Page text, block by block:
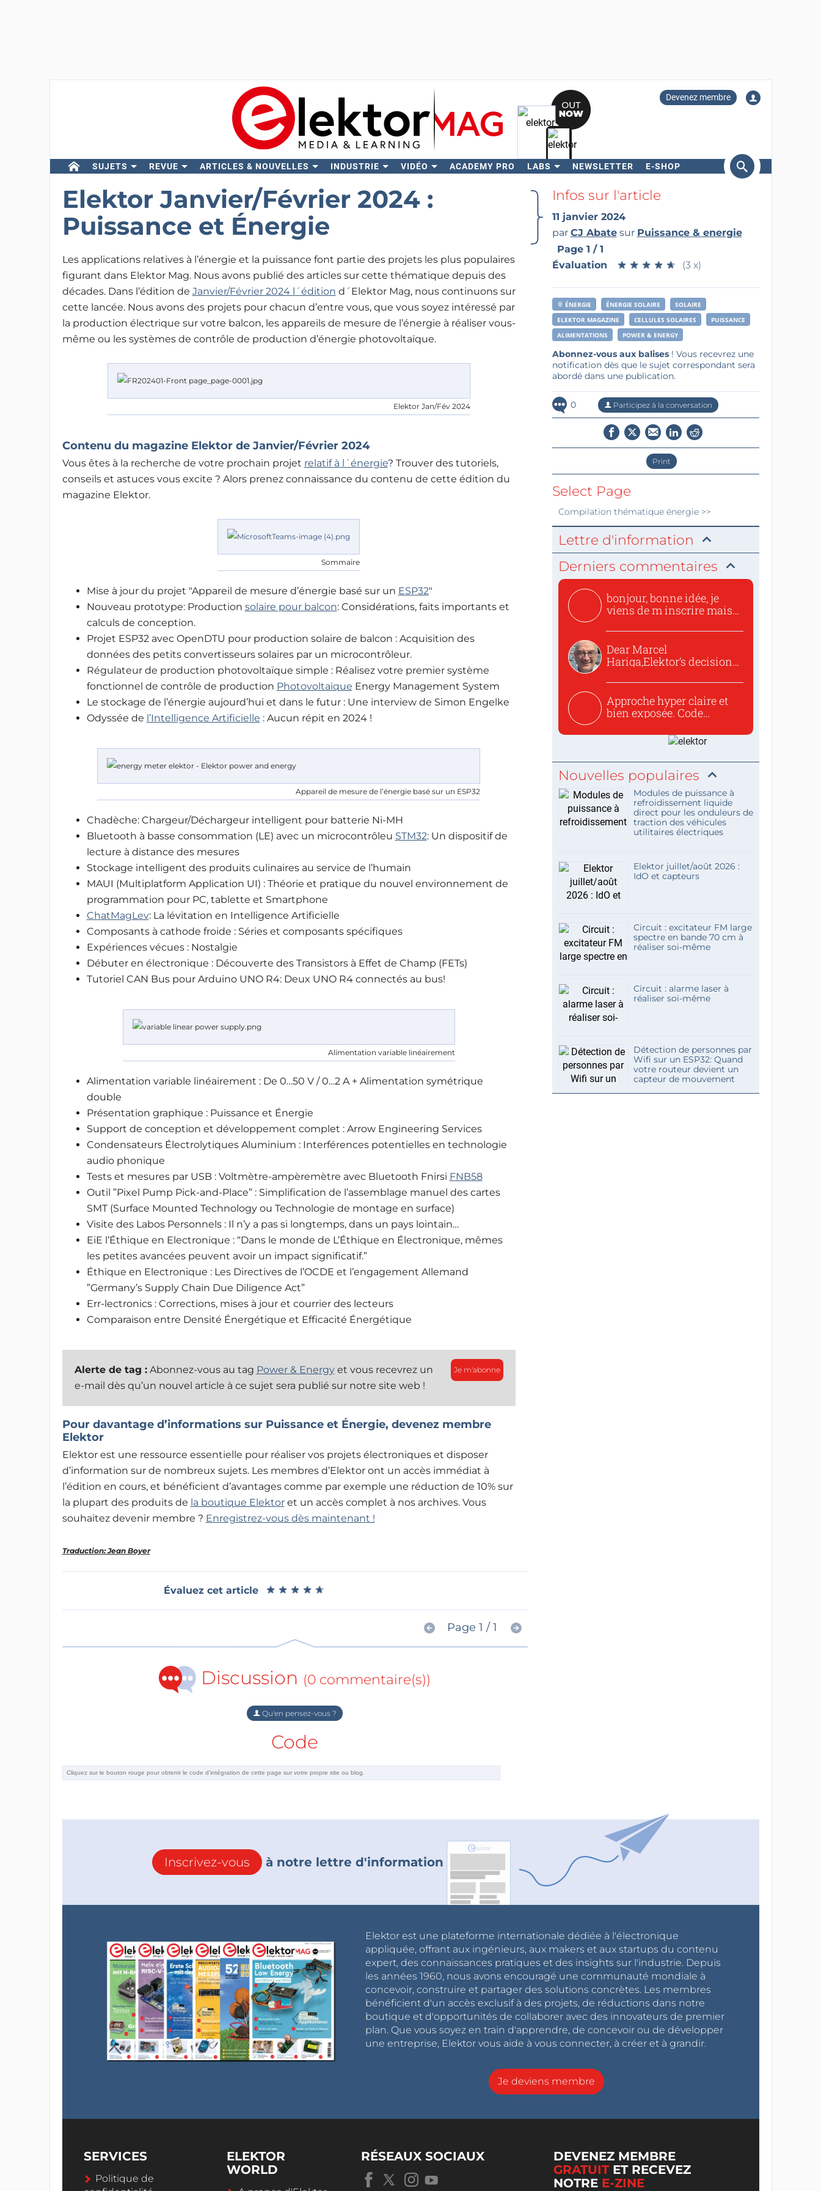
Devenez membre
SUJETS REVUE ARTICLES & NOUVELLES INDUSTRIE VIDÉO ACADEMY PRO LABS NEWSLETTER E-SHOP
Rechercher
Elektor Janvier/Février 2024 :
Puissance et Énergie
Les applications relatives à l’énergie et la puissance font partie des projets les plus populaires
figurant dans Elektor Mag. Nous avons publié des articles sur cette thématique depuis des
décades. Dans l’édition de Janvier/Février 2024 l´édition d´Elektor Mag, nous continuons sur
cette lancée. Nous avons des projets pour chacun d’entre vous, que vous soyez intéressé par
la production électrique sur votre balcon, les appareils de mesure de l’énergie à réaliser vous-
même ou les systèmes de contrôle de production d’énergie photovoltaïque.
Elektor Jan/Fév 2024
Contenu du magazine Elektor de Janvier/Février 2024
Vous êtes à la recherche de votre prochain projet relatif à l´énergie? Trouver des tutoriels,
conseils et astuces vous excite ? Alors prenez connaissance du contenu de cette édition du
magazine Elektor.
Sommaire
Mise à jour du projet "Appareil de mesure d’énergie basé sur un ESP32"
Nouveau prototype: Production solaire pour balcon: Considérations, faits importants et
calculs de conception.
Projet ESP32 avec OpenDTU pour production solaire de balcon : Acquisition des
données des petits convertisseurs solaires par un microcontrôleur.
Régulateur de production photovoltaïque simple : Réalisez votre premier système
fonctionnel de contrôle de production Photovoltaïque Energy Management System
Le stockage de l’énergie aujourd’hui et dans le futur : Une interview de Simon Engelke
Odyssée de l’Intelligence Artificielle : Aucun répit en 2024 !
Appareil de mesure de l’énergie basé sur un ESP32
Chadèche: Chargeur/Déchargeur intelligent pour batterie Ni-MH
Bluetooth à basse consommation (LE) avec un microcontrôleu STM32: Un dispositif de
lecture à distance des mesures
Stockage intelligent des produits culinaires au service de l’humain
MAUI (Multiplatform Application UI) : Théorie et pratique du nouvel environnement de
programmation pour PC, tablette et Smartphone
ChatMagLev: La lévitation en Intelligence Artificielle
Composants à cathode froide : Séries et composants spécifiques
Expériences vécues : Nostalgie
Débuter en électronique : Découverte des Transistors à Effet de Champ (FETs)
Tutoriel CAN Bus pour Arduino UNO R4: Deux UNO R4 connectés au bus!
Alimentation variable linéairement
Alimentation variable linéairement : De 0…50 V / 0…2 A + Alimentation symétrique
double
Présentation graphique : Puissance et Énergie
Support de conception et développement complet : Arrow Engineering Services
Condensateurs Électrolytiques Aluminium : Interférences potentielles en technologie
audio phonique
Tests et mesures par USB : Voltmètre-ampèremètre avec Bluetooth Fnirsi FNB58
Outil ”Pixel Pump Pick-and-Place” : Simplification de l’assemblage manuel des cartes
SMT (Surface Mounted Technology ou Technologie de montage en surface)
Visite des Labos Personnels : Il n’y a pas si longtemps, dans un pays lointain…
EiE l’Éthique en Electronique : “Dans le monde de L’Éthique en Électronique, mêmes
les petites avancées peuvent avoir un impact significatif.”
Éthique en Electronique : Les Directives de l’OCDE et l’engagement Allemand
”Germany’s Supply Chain Due Diligence Act”
Err-lectronics : Corrections, mises à jour et courrier des lecteurs
Comparaison entre Densité Énergétique et Efficacité Énergétique
Je m'abonne
Alerte de tag :Abonnez-vous au tag Power & Energyet vous recevrez un
e-mail dès qu’un nouvel article à ce sujet sera publié sur notre site web !
Pour davantage d’informations sur Puissance et Énergie, devenez membre
Elektor
Elektor est une ressource essentielle pour réaliser vos projets électroniques et disposer
d’information sur de nombreux sujets. Les membres d’Elektor ont un accès immédiat à
l’édition en cours, et bénéficient d’avantages comme par exemple une réduction de 10% sur
la plupart des produits de la boutique Elektoret un accès complet à nos archives. Vous
souhaitez devenir membre ? Enregistrez-vous dès maintenant !
Traduction: Jean Boyer
Évaluez cet article ★ ★ ★ ★ ★
★ ★ ★ ★ ★
Page 1 / 1
Discussion (0 commentaire(s))
Qu'en pensez-vous ?
Code
Infos sur l'article
11 janvier 2024
par CJ Abatesur Puissance & energie
Page 1 / 1
Évaluation
★ ★ ★ ★ ★
★ ★ ★ ★ ★ (3 x)
ÉNERGIE ÉNERGIE SOLAIRE
SOLAIRE
ELEKTOR MAGAZINE
CELLULES SOLAIRES
PUISSANCE
ALIMENTATIONS
POWER & ENERGY
Abonnez-vous aux balises! Vous recevrez une
notification dès que le sujet correspondant sera
abordé dans une publication.
0 Participez à la conversation
Print
Select Page
Compilation thématique énergie>>
Lettre d'information
Derniers commentaires
bonjour, bonne idée, je
viens de m inscrire mais
Dear Marcel
Hariga,Elektor’s decision
Approche hyper claire et
bien exposée. Code
Nouvelles populaires
Modules de puissance à
refroidissement liquide
direct pour les onduleurs de
traction des véhicules
utilitaires électriques
Elektor juillet/août 2026 :
IdO et capteurs
Circuit : excitateur FM large
spectre en bande 70 cm à
réaliser soi-même
Circuit : alarme laser à
réaliser soi-même
Détection de personnes par
Wifi sur un ESP32: Quand
votre routeur devient un
capteur de mouvement
Inscrivez-vous à notre lettre d'information
Elektor est une plateforme internationale dédiée à l'électronique
appliquée, offrant aux ingénieurs, aux makers et aux startups du contenu
expert, des connaissances pratiques et des insights sur l'industrie. Depuis
les années 1960, nous avons encouragé une communauté mondiale à
concevoir, construire et partager des solutions concrètes. Les membres
bénéficient d'un accès exclusif à des projets, de réductions dans notre
boutique et d'opportunités de collaborer avec des innovateurs de premier
plan. Que vous soyez en train d'apprendre, de concevoir ou de développer
une entreprise, Elektor vous aide à vous connecter, à créer et à grandir.
Je deviens membre
SERVICES
Politique de
ELEKTOR
WORLD
RÉSEAUX SOCIAUX
DEVENEZ MEMBRE
GRATUITET RECEVEZ
NOTRE E-ZINE